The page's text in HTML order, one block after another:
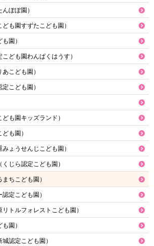
ぽぽ園）
も園すずたこども園）
園）
ども園わんぱくはうす）
こども園）
こども園）
も園キッズランド）
も園）
ょうせんじこども園）
じら認定こども園）
ちこども園）
定こども園）
トルフォレストこども園）
園）
認定こども園）